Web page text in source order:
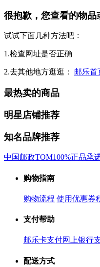
很抱歉，您查看的物品
试试下面几种方法吧：
1.检查网址是否正确
2.去其他地方逛逛： 邮乐首
最热卖的商品
明星店铺推荐
知名品牌推荐
中国邮政TOM100%正品承
购物指南
购物流程 使用优惠券
支付帮助
邮乐卡支付网上银行
配送方式